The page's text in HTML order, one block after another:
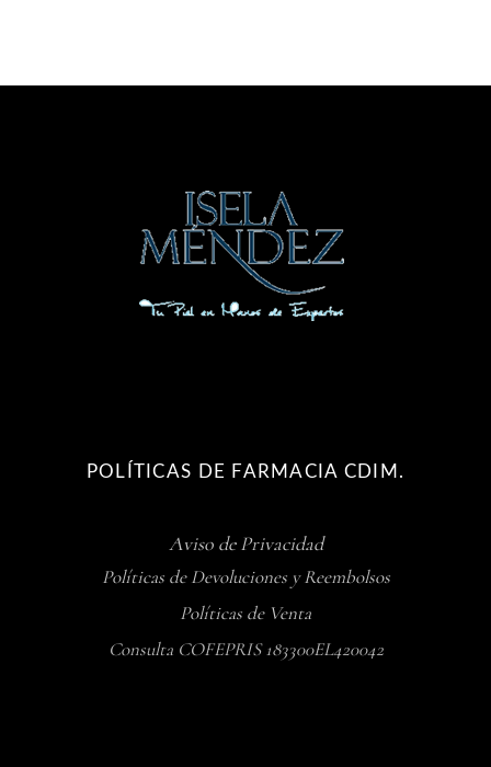
POLÍTICAS DE FARMACIA CDIM.
Aviso de Privacidad
Políticas de Devoluciones y Reembolsos
Políticas de Venta
Consulta COFEPRIS 183300EL420042